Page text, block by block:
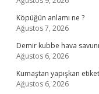
Köpüğün anlamı ne ?
Ağustos 7, 2026
Demir kubbe hava
Ağustos 6, 2026
Kumaştan yapışkan etiket
Ağustos 6, 2026